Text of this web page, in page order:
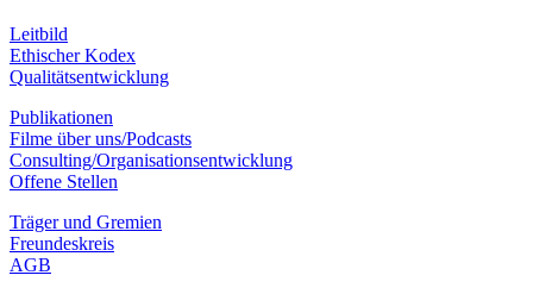
Leitbild
Ethischer Kodex
Qualitätsentwicklung
Publikationen
Filme über uns/Podcasts
Consulting/Organisationsentwicklung
Offene Stellen
Träger und Gremien
Freundeskreis
AGB